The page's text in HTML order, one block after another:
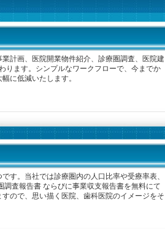
計画、医院開業物件紹介、診療圏調査、医院建
ります。シンプルなワークフローで、今までか
に低減いたします。
す。当社では診療圏内の人口比率や受療率表、
査報告書 ならびに事業収支報告書を無料にて
ので、思い描く医院、歯科医院のイメージをそ